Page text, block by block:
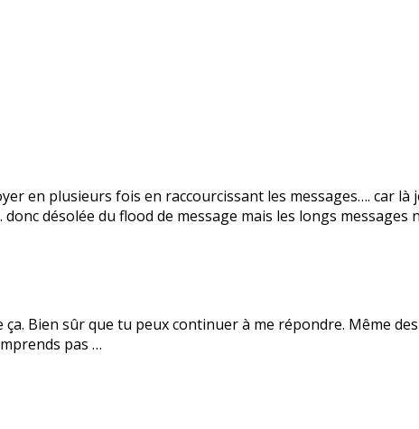
en plusieurs fois en raccourcissant les messages…. car là
désolée du flood de message mais les longs messages
Bien sûr que tu peux continuer à me répondre. Même des
pas …